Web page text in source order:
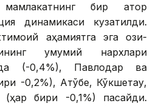
бир қатор
динамикаси кузатилди.
аҳамиятга эга озиқ-
умумий нархлари
(-0,4%), Павлодар ва
-0,2%), Ақтўбе, Кўкшетау,
(ҳар бири -0,1%) пасайди.